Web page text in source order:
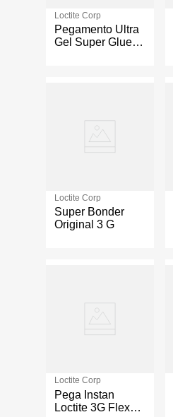
Loctite Corp
Pegamento Ultra
Gel Super Glue
Loctite Corp
Super Bonder
Original 3 G
Loctite Corp
Pega Instan
Loctite 3G Flexgel